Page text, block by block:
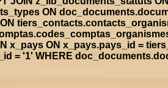
ON
ON x_pays.pays_id =
= '1' WHERE